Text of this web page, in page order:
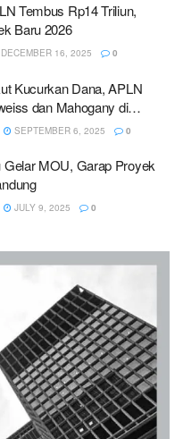
Tembus Rp14 Triliun,
Baru 2026
DECEMBER 16, 2025 0
Kucurkan Dana, APLN
dan Mahogany di
SEPTEMBER 6, 2025 0
MOU, Garap Proyek
JULY 9, 2025 0